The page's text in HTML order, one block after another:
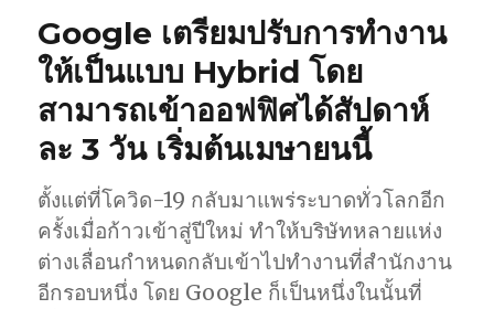
Google เตรียมปรับการทำงาน
ให้เป็นแบบ Hybrid โดย
สามารถเข้าออฟฟิศได้สัปดาห์
ละ 3 วัน เริ่มต้นเมษายนนี้
ตั้งแต่ที่โควิด-19 กลับมาแพร่ระบาดทั่วโลกอีก
ครั้งเมื่อก้าวเข้าสู่ปีใหม่ ทำให้บริษัทหลายแห่ง
ต่างเลื่อนกำหนดกลับเข้าไปทำงานที่สำนักงาน
อีกรอบหนึ่ง โดย Google ก็เป็นหนึ่งในนั้นที่